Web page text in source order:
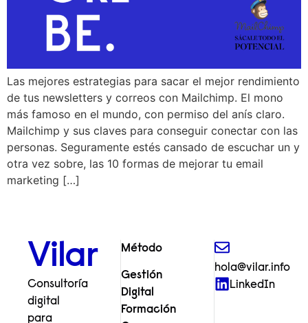
Las mejores estrategias para sacar el mejor rendimiento
de tus newsletters y correos con Mailchimp. El mono
más famoso en el mundo, con permiso del anís claro.
Mailchimp y sus claves para conseguir conectar con las
personas. Seguramente estés cansado de escuchar un y
otra vez sobre, las 10 formas de mejorar tu email
marketing […]
Vilar
Consultoría
digital
para
Método
Gestión
Digital
Formación
hola@vilar.info
LinkedIn